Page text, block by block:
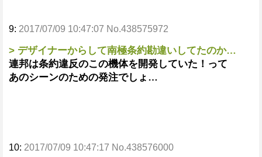
9: 2017/07/09 10:47:07 No.438575972
> デザイナーからして南極条約勘違いしてたのか…
連邦は条約違反のこの機体を開発していた！って
あのシーンのための発注でしょ…
10: 2017/07/09 10:47:17 No.438576000